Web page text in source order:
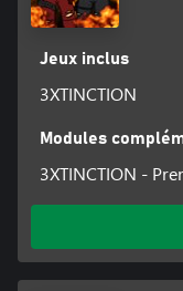
Jeux inclus
3XTINCTION
Modules
3XTINCTION -